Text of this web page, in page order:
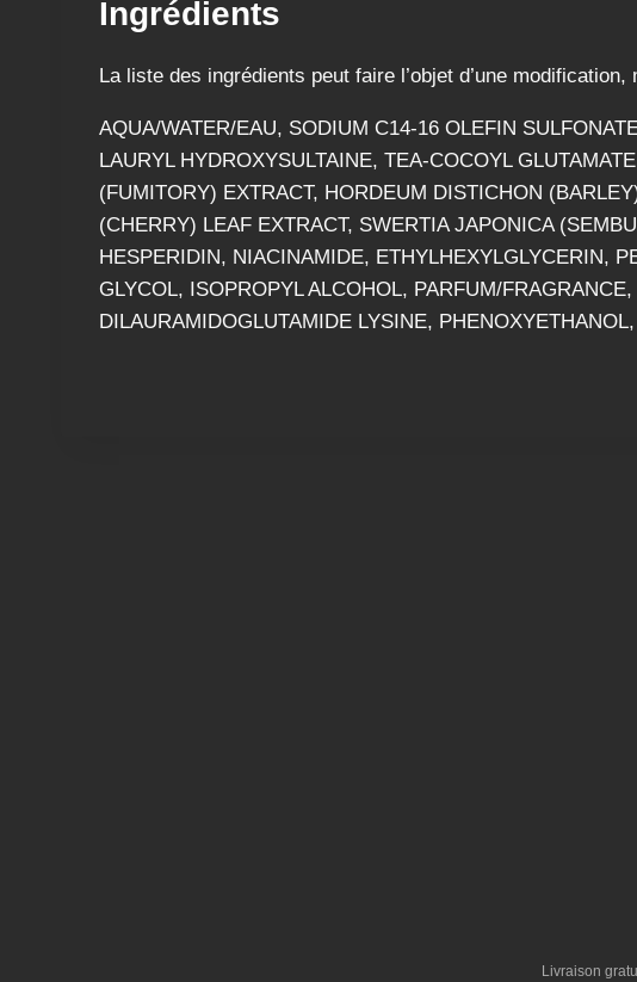
Ingrédients
La liste des ingrédients peut faire l’objet d’une
AQUA/WATER/EAU, SODIUM C14-16 OLEFIN
LAURYL HYDROXYSULTAINE, TEA-COCOYL
(FUMITORY) EXTRACT, HORDEUM DISTICHON
(CHERRY) LEAF EXTRACT, SWERTIA JAPONICA
HESPERIDIN, NIACINAMIDE, ETHYLHEXYLGLYCERIN,
GLYCOL, ISOPROPYL ALCOHOL, PARFUM/
DILAURAMIDOGLUTAMIDE LYSINE,
Livraison